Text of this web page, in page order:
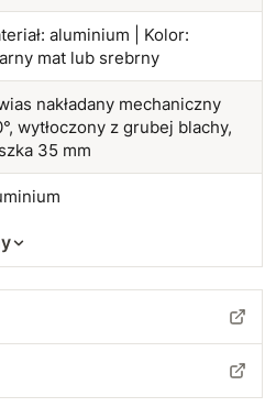
aluminium | Kolor:
mat lub srebrny
nakładany mechaniczny
wytłoczony z grubej blachy,
35 mm